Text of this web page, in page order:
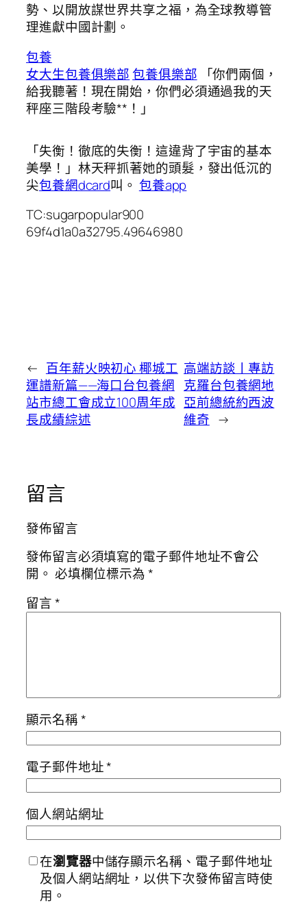
勢、以開放謀世界共享之福，為全球教導管
理進獻中國計劃。
包養
女大生包養俱樂部包養俱樂部 「你們兩個，
給我聽著！現在開始，你們必須通過我的天
秤座三階段考驗**！」
「失衡！徹底的失衡！這違背了宇宙的基本
美學！」林天秤抓著她的頭髮，發出低沉的
尖包養網dcard叫。 包養app
TC:sugarpopular900
69f4d1a0a32795.49646980
← 百年薪火映初心 椰城工
運譜新篇——海口台包養網
站市總工會成立100周年成
長成績綜述
高端訪談丨專訪
克羅台包養網地
亞前總統約西波
維奇 →
留言
發佈留言
發佈留言必須填寫的電子郵件地址不會公
開。 必填欄位標示為*
留言*
顯示名稱*
電子郵件地址*
個人網站網址
在瀏覽器中儲存顯示名稱、電子郵件地址
及個人網站網址，以供下次發佈留言時使
用。